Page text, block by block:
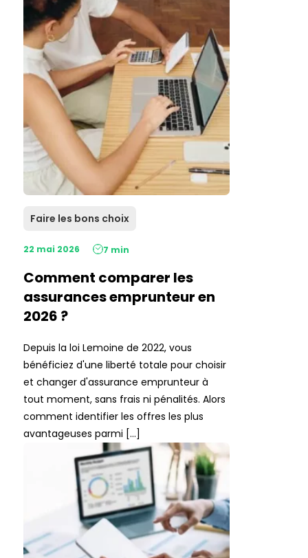
Faire les bons choix
22 mai 2026 7 min
Comment comparer les
assurances emprunteur en
2026 ?
Depuis la loi Lemoine de 2022, vous
bénéficiez d'une liberté totale pour choisir
et changer d'assurance emprunteur à
tout moment, sans frais ni pénalités. Alors
comment identifier les offres les plus
avantageuses parmi […]